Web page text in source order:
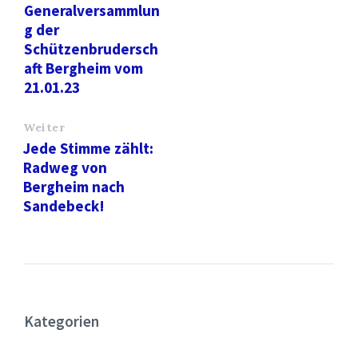
Generalversammlun
g der
Schützenbrudersch
aft Bergheim vom
21.01.23
Weiter
Jede Stimme zählt:
Radweg von
Bergheim nach
Sandebeck!
Kategorien